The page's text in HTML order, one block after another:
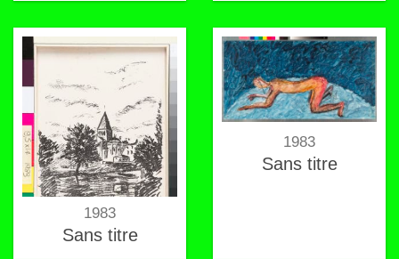
1983
Sans titre
1983
Sans titre